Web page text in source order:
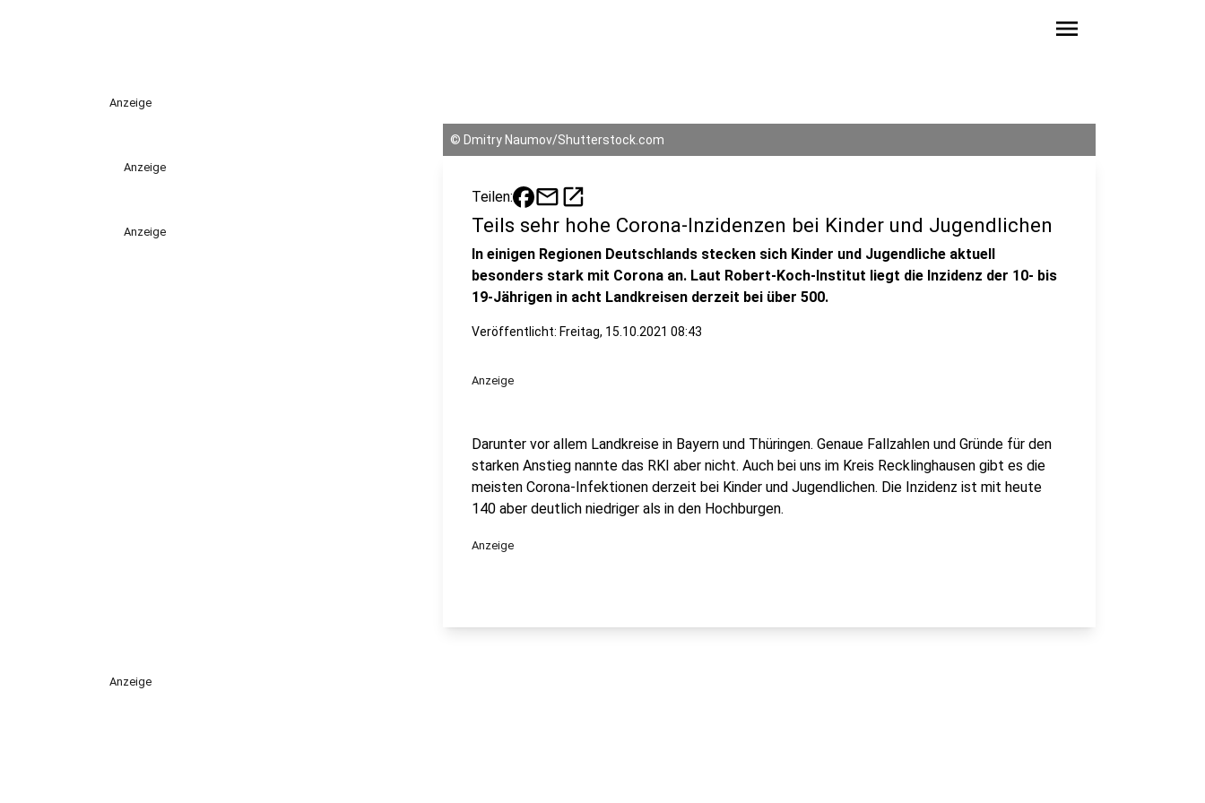
menu
Anzeige
Anzeige
Anzeige
© Dmitry Naumov/Shutterstock.com
Teilen: mailopen_in_new
Teils sehr hohe Corona-Inzidenzen bei Kinder und Jugendlichen
In einigen Regionen Deutschlands stecken sich Kinder und Jugendliche aktuell
besonders stark mit Corona an. Laut Robert-Koch-Institut liegt die Inzidenz der 10- bis
19-Jährigen in acht Landkreisen derzeit bei über 500.
Veröffentlicht: Freitag, 15.10.2021 08:43
Anzeige
Darunter vor allem Landkreise in Bayern und Thüringen. Genaue Fallzahlen und Gründe für den
starken Anstieg nannte das RKI aber nicht. Auch bei uns im Kreis Recklinghausen gibt es die
meisten Corona-Infektionen derzeit bei Kinder und Jugendlichen. Die Inzidenz ist mit heute
140 aber deutlich niedriger als in den Hochburgen.
Anzeige
Anzeige